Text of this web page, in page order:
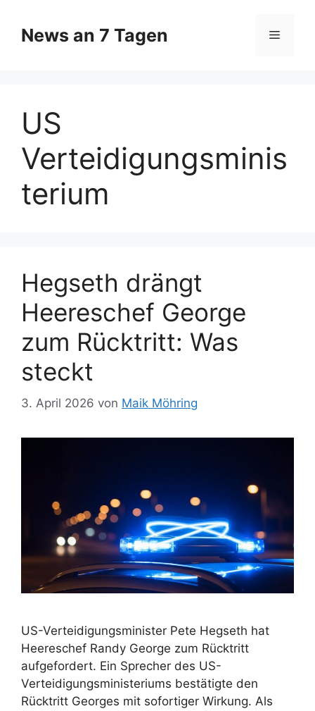
Inhalt
springen
News an 7 Tagen Menü
US
Verteidigungsminis
terium
Hegseth drängt
Heereschef George
zum Rücktritt: Was
steckt
3. April 2026 von Maik Möhring
US-Verteidigungsminister Pete Hegseth hat
Heereschef Randy George zum Rücktritt
aufgefordert. Ein Sprecher des US-
Verteidigungsministeriums bestätigte den
Rücktritt Georges mit sofortiger Wirkung. Als